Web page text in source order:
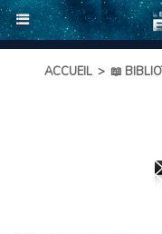
ACCUEIL > 📖